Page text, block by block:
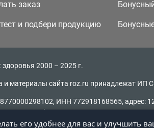
заказ
и подбери продукцию
2000 – 2025 г.
и материалы сайта roz.ru принадлежат ИП
ИНН 772918168565, адрес:
д. 16, стр. 2)
его удобнее для вас и улучшить